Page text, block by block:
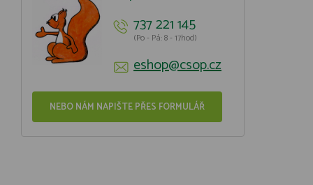
737 221 145
(Po - Pá: 8 - 17hod)
eshop@csop.cz
NEBO NÁM NAPIŠTE PŘES FORMULÁŘ